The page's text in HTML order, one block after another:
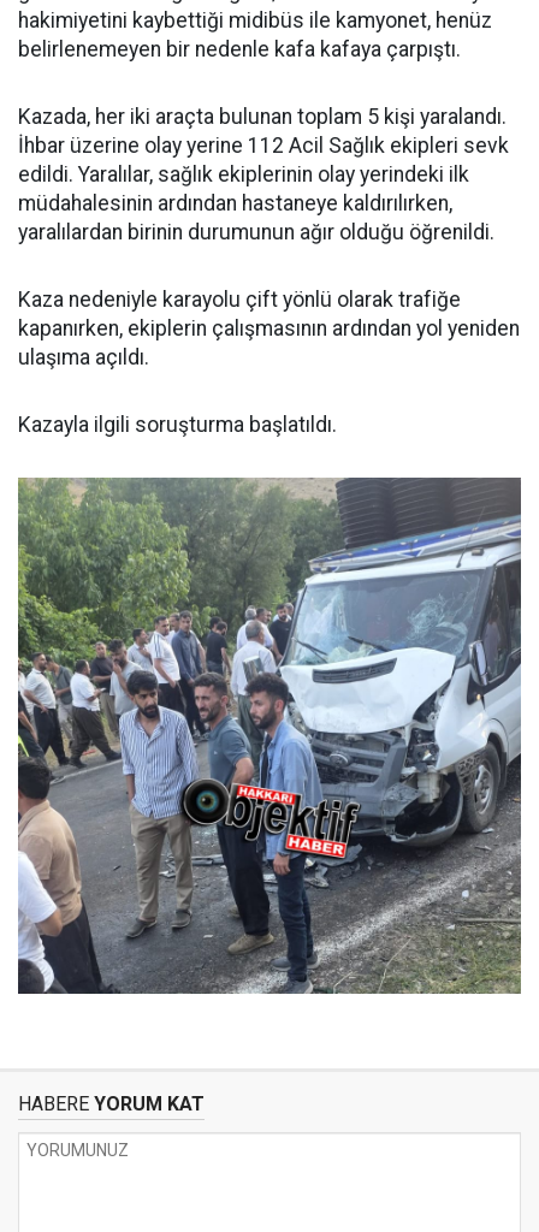
hakimiyetini kaybettiği midibüs ile kamyonet, henüz
belirlenemeyen bir nedenle kafa kafaya çarpıştı.
Kazada, her iki araçta bulunan toplam 5 kişi yaralandı.
İhbar üzerine olay yerine 112 Acil Sağlık ekipleri sevk
edildi. Yaralılar, sağlık ekiplerinin olay yerindeki ilk
müdahalesinin ardından hastaneye kaldırılırken,
yaralılardan birinin durumunun ağır olduğu öğrenildi.
Kaza nedeniyle karayolu çift yönlü olarak trafiğe
kapanırken, ekiplerin çalışmasının ardından yol yeniden
ulaşıma açıldı.
Kazayla ilgili soruşturma başlatıldı.
HABERE YORUM KAT